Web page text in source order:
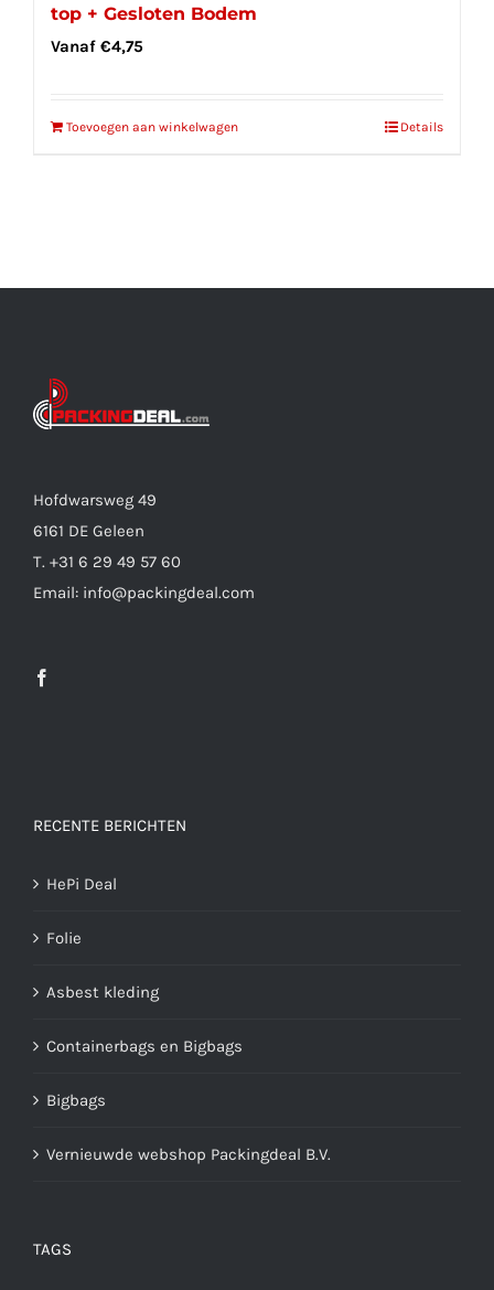
top + Gesloten Bodem
Vanaf €4,75
Toevoegen aan winkelwagen Details
Hofdwarsweg 49
6161 DE Geleen
T. +31 6 29 49 57 60
Email: info@packingdeal.com
RECENTE BERICHTEN
HePi Deal
Folie
Asbest kleding
Containerbags en Bigbags
Bigbags
Vernieuwde webshop Packingdeal B.V.
TAGS